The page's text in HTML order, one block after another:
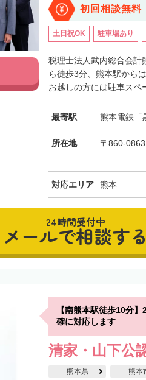
初回相談無料
土日祝OK 駐車場あり
税理士法人武内総合会計
ら徒歩3分、熊本駅から
お越しの方には駐車スペ
最寄駅 熊本電鉄「
所在地 〒860-
対応エリア 熊本
24時間受付中
メールで相談する
【南熊本駅徒歩10分
確に対応します
清家・山下公
熊本県 熊本